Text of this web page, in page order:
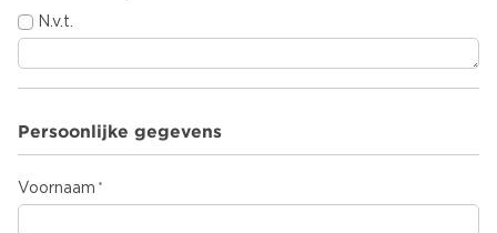
N.v.t.
Persoonlijke gegevens
Voornaam